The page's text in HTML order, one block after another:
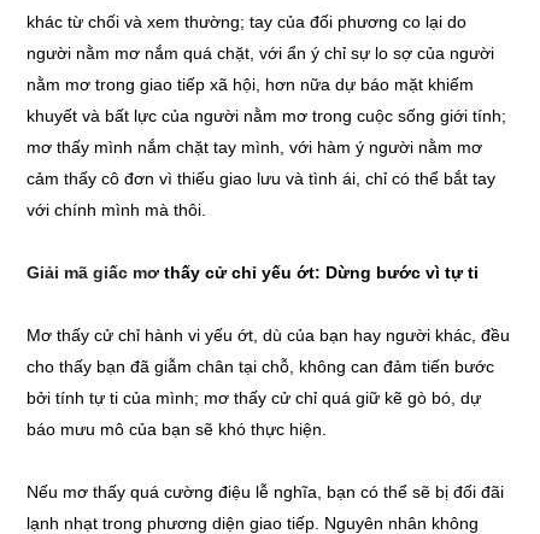
khác từ chối và xem thường; tay của đối phương co lại do
người nằm mơ nắm quá chặt, với ẩn ý chỉ sự lo sợ của người
nằm mơ trong giao tiếp xã hội, hơn nữa dự báo mặt khiếm
khuyết và bất lực của người nằm mơ trong cuộc sống giới tính;
mơ thấy mình nắm chặt tay mình, với hàm ý người nằm mơ
cảm thấy cô đơn vì thiếu giao lưu và tình ái, chỉ có thể bắt tay
với chính mình mà thôi.
Giải mã giấc mơthấy cử chỉ yếu ớt: Dừng bước vì tự ti
Mơ thấy cử chỉ hành vi yếu ớt, dù của bạn hay người khác, đều
cho thấy bạn đã giẫm chân tại chỗ, không can đảm tiến bước
bởi tính tự ti của mình; mơ thấy cử chỉ quá giữ kẽ gò bó, dự
báo mưu mô của bạn sẽ khó thực hiện.
Nếu mơ thấy quá cường điệu lễ nghĩa, bạn có thể sẽ bị đối đãi
lạnh nhạt trong phương diện giao tiếp. Nguyên nhân không